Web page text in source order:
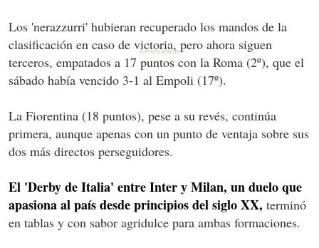
Los 'nerazzurri' hubieran recuperado los mandos de la
clasificación en caso de victoria, pero ahora siguen
terceros, empatados a 17 puntos con la Roma (2º), que el
sábado había vencido 3-1 al Empoli (17º).
La Fiorentina (18 puntos), pese a su revés, continúa
primera, aunque apenas con un punto de ventaja sobre sus
dos más directos perseguidores.
El 'Derby de Italia' entre Inter y Milan, un duelo que
apasiona al país desde principios del siglo XX, terminó
en tablas y con sabor agridulce para ambas formaciones.